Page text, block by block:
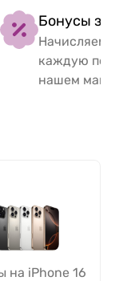
Бонусы за
Начисляем
каждую
нашем
на iPhone 16